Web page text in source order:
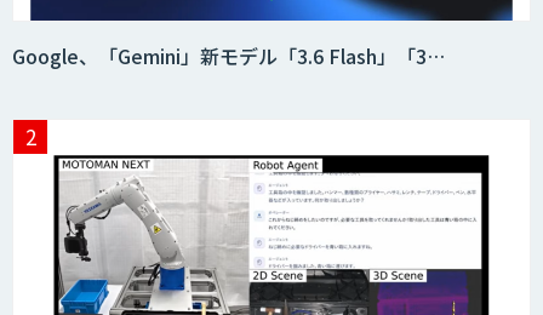
Google、「Gemini」新モデル「3.6 Flash」「3…